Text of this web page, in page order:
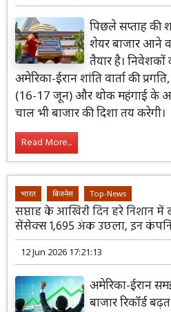
पिछले सप्ताह की
शेयर बाजार आने
तैयार है।
अमेरिका-ईरान शांति वार्ता की
(16-17 जून) और थोक महंगाई के
चाल भी बाजार की दिशा तय करेगी।
Read More...
भारत बिजनेस Top-News
सप्ताह के आखिरी दिन हरे निशान
सेंसेक्स 1,695 अंक उछला, इन
12 Jun 2026 17:21:13
अमेरिका-ईरान
बाजार रिकॉर्ड